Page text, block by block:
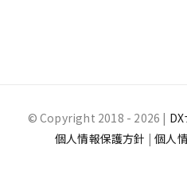
© Copyright 2018 - 2026 |
個人情報保護方針 |個人